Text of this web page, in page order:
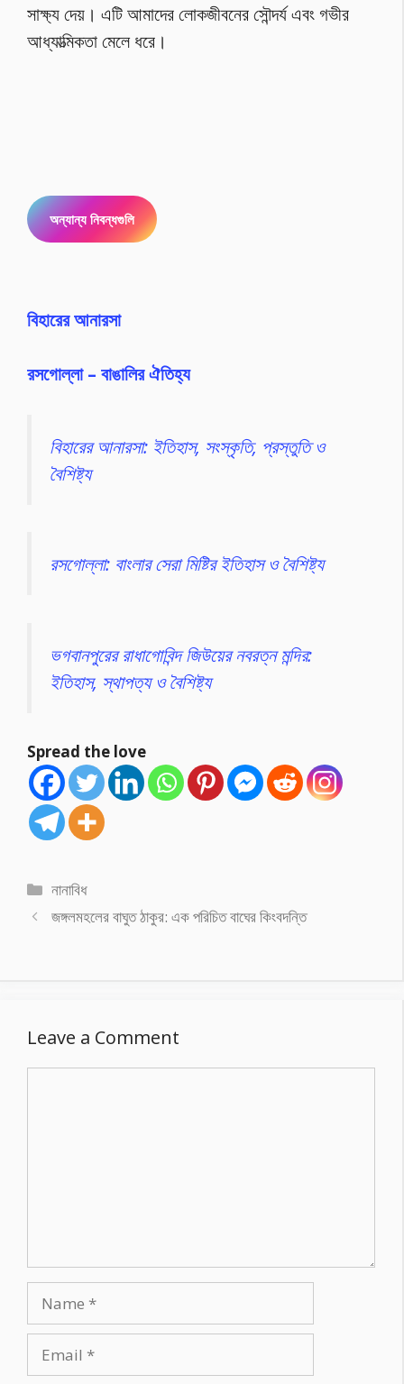
সাক্ষ্য দেয়। এটি আমাদের লোকজীবনের সৌন্দর্য এবং গভীর
আধ্যাত্মিকতা মেলে ধরে।
অন্যান্য নিবন্ধগুলি
বিহারের আনারসা
রসগোল্লা – বাঙালির ঐতিহ্য
বিহারের আনারসা: ইতিহাস, সংস্কৃতি, প্রস্তুতি ও
বৈশিষ্ট্য
রসগোল্লা: বাংলার সেরা মিষ্টির ইতিহাস ও বৈশিষ্ট্য
ভগবানপুরের রাধাগোবিন্দ জিউয়ের নবরত্ন মন্দির:
ইতিহাস, স্থাপত্য ও বৈশিষ্ট্য
Spread the love
Categories
নানাবিধ
জঙ্গলমহলের বাঘুত ঠাকুর: এক পরিচিত বাঘের কিংবদন্তি
Leave a Comment